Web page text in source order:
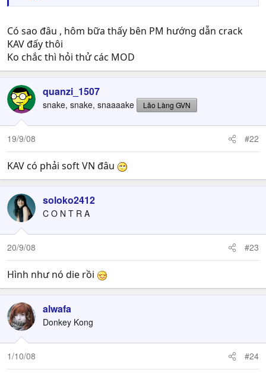
Có sao đâu , hôm bữa thấy bên PM hướng dẫn crack
KAV đấy thôi
Ko chắc thì hỏi thử các MOD
quanzi_1507
snake, snake, snaaaake Lão Làng GVN
19/9/08 #22
KAV có phải soft VN đâu
soloko2412
C O N T R A
20/9/08 #23
Hình như nó die rồi
alwafa
Donkey Kong
1/10/08 #24